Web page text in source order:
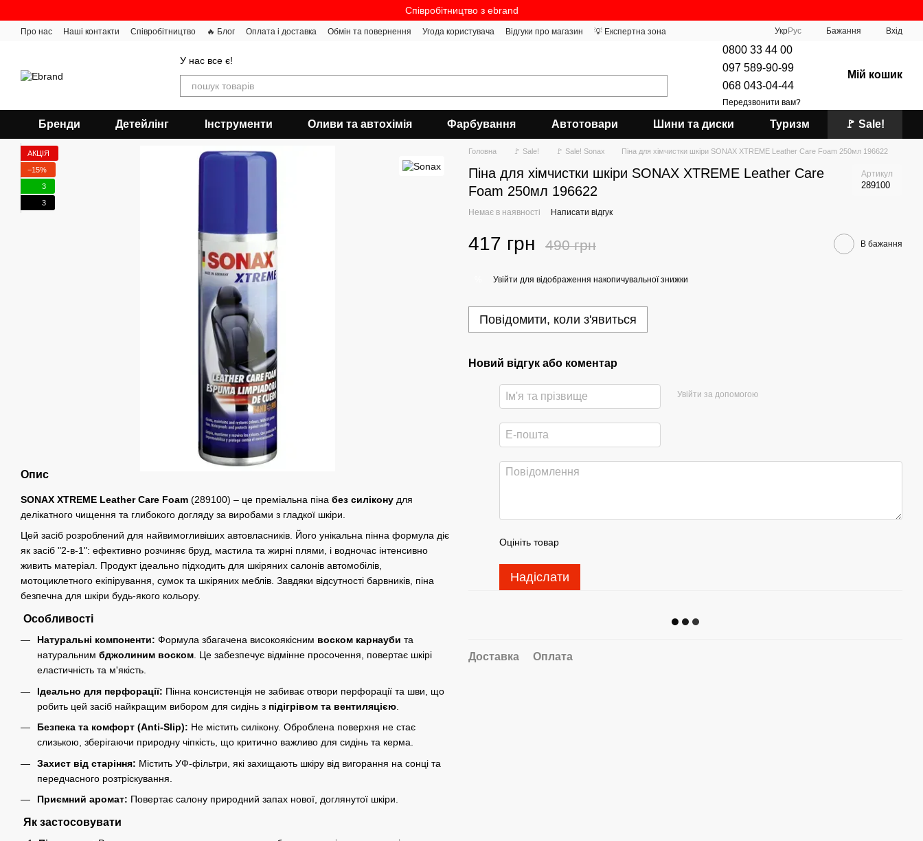
Співробітництво з ebrand
Про нас Наші контакти Співробітництво 🔥 Блог Оплата і доставка Обмін та повернення Угода користувача Відгуки про магазин 💡 Експертна зона УкрРус Бажання Вхід
У нас все є!
0800 33 44 00
097 589-90-99
068 043-04-44
Передзвонити вам?
Мій кошик
Бренди Детейлінг Інструменти Оливи та автохімія Фарбування Автотовари Шини та диски Туризм 🚩 Sale!
АКЦІЯ
−15%
3
3
Опис
SONAX XTREME Leather Care Foam (289100) – це преміальна піна без силікону для
делікатного чищення та глибокого догляду за виробами з гладкої шкіри.
Цей засіб розроблений для найвимогливіших автовласників. Його унікальна пінна формула діє
як засіб "2-в-1": ефективно розчиняє бруд, мастила та жирні плями, і водночас інтенсивно
живить матеріал. Продукт ідеально підходить для шкіряних салонів автомобілів,
мотоциклетного екіпірування, сумок та шкіряних меблів. Завдяки відсутності барвників, піна
безпечна для шкіри будь-якого кольору.
Особливості
Натуральні компоненти: Формула збагачена високоякісним воском карнауби та
натуральним бджолиним воском. Це забезпечує відмінне просочення, повертає шкірі
еластичність та м'якість.
Ідеально для перфорації: Пінна консистенція не забиває отвори перфорації та шви, що
робить цей засіб найкращим вибором для сидінь з підігрівом та вентиляцією
Безпека та комфорт (Anti-Slip): Не містить силікону. Оброблена поверхня не стає
слизькою, зберігаючи природну чіпкість, що критично важливо для сидінь та керма.
Захист від старіння: Містить УФ-фільтри, які захищають шкіру від вигорання на сонці та
передчасного розтріскування.
Приємний аромат: Повертає салону природний запах нової, доглянутої шкіри.
Як застосовувати
Головна 🚩 Sale! 🚩 Sale! Sonax Піна для хімчистки шкіри SONAX XTREME Leather Care Foam 250мл 196622
Піна для хімчистки шкіри SONAX XTREME Leather Care
Foam 250мл 196622
Артикул
289100
Немає в наявності Написати відгук
417 грн 490 грн В бажання
Увійти для відображення накопичувальної знижки
Повідомити, коли з'явиться
Новий відгук або коментар
Увійти за допомогою
Оцініть товар
Надіслати
Доставка Оплата